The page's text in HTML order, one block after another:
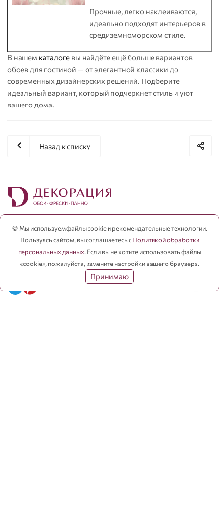
Прочные, легко наклеиваются,
идеально подходят интерьеров в
средиземноморском стиле.
В нашем каталоге вы найдёте ещё больше вариантов
обоев для гостиной — от элегантной классики до
современных дизайнерских решений. Подберите
идеальный вариант, который подчеркнет стиль и уют
вашего дома.
Назад к списку
+7(383)230-17-47
Ежедневно с 10:00 до 21:00
+7(383)335-42-42
ТВК «КАЛЕЙДОСКОП»
Ежедневно с 10:00 до 22:00
🍪 Мы используем файлы cookie и рекомендательные технологии.
Пользуясь сайтом, вы соглашаетесь сПолитикой обработки
персональных данных. Если вы не хотите использовать файлы
«cookie», пожалуйста, измените настройки вашего браузера.
Принимаю